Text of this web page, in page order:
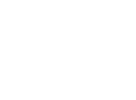
es sei denn, es handelt sich
von angemessener Dauer
Räume zu anderen als
benutzen lässt,
Haus oder auf dem Grundstück
, Einstell- oder Abstellplätze
Moped oder Mofa abstellen